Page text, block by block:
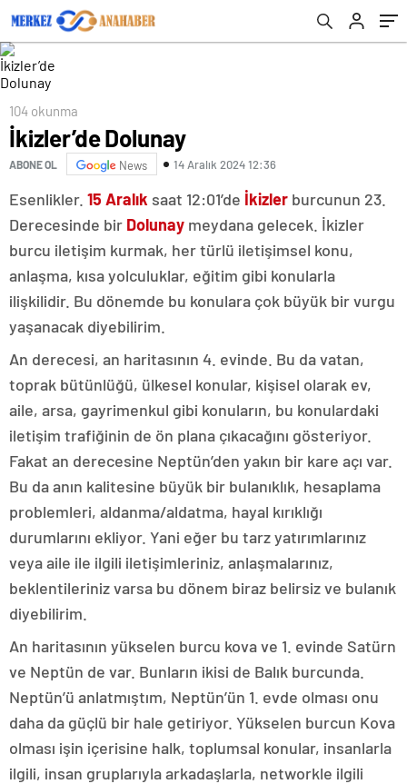
104 okunma
İkizler’de Dolunay
ABONE OL News 14 Aralık 2024 12:36
Esenlikler. 15 Aralık saat 12:01’de İkizler burcunun 23.
Derecesinde bir Dolunay meydana gelecek. İkizler
burcu iletişim kurmak, her türlü iletişimsel konu,
anlaşma, kısa yolculuklar, eğitim gibi konularla
ilişkilidir. Bu dönemde bu konulara çok büyük bir vurgu
yaşanacak diyebilirim.
An derecesi, an haritasının 4. evinde. Bu da vatan,
toprak bütünlüğü, ülkesel konular, kişisel olarak ev,
aile, arsa, gayrimenkul gibi konuların, bu konulardaki
iletişim trafiğinin de ön plana çıkacağını gösteriyor.
Fakat an derecesine Neptün’den yakın bir kare açı var.
Bu da anın kalitesine büyük bir bulanıklık, hesaplama
problemleri, aldanma/aldatma, hayal kırıklığı
durumlarını ekliyor. Yani eğer bu tarz yatırımlarınız
veya aile ile ilgili iletişimleriniz, anlaşmalarınız,
beklentileriniz varsa bu dönem biraz belirsiz ve bulanık
diyebilirim.
An haritasının yükselen burcu kova ve 1. evinde Satürn
ve Neptün de var. Bunların ikisi de Balık burcunda.
Neptün’ü anlatmıştım, Neptün’ün 1. evde olması onu
daha da güçlü bir hale getiriyor. Yükselen burcun Kova
olması işin içerisine halk, toplumsal konular, insanlarla
ilgili, insan gruplarıyla arkadaşlarla, networkle ilgili